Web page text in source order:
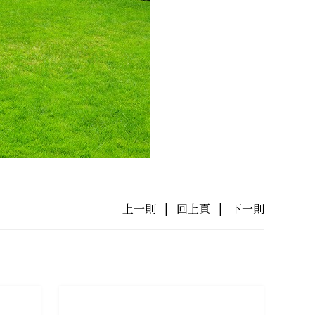
上一則 | 回上頁 | 下一則